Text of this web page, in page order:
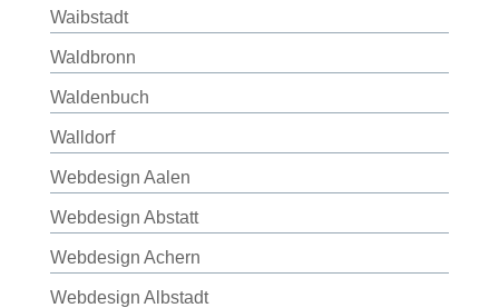
Waibstadt
Waldbronn
Waldenbuch
Walldorf
Webdesign Aalen
Webdesign Abstatt
Webdesign Achern
Webdesign Albstadt